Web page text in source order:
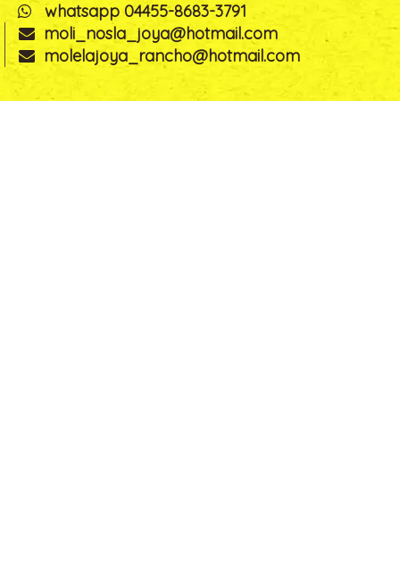
whatsapp 04455-8683-3791
moli_nosla_joya@hotmail.com
molelajoya_rancho@hotmail.com